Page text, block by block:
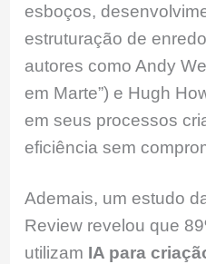
esboços,
estruturação de
autores como Andy
em Marte”) e Hugh
em seus processos
eficiência sem
Ademais, um estudo
Review revelou que
utilizam IA para